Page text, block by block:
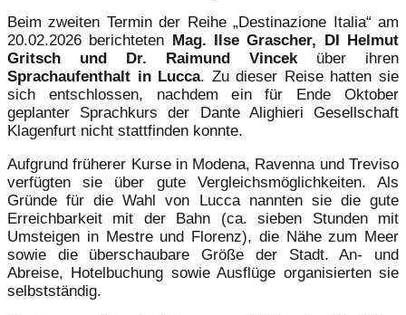
Beim zweiten Termin der Reihe „Destinazione Italia“ am
20.02.2026 berichteten
Mag. Ilse Grascher, DI Helmut
Gritsch und Dr. Raimund Vinceküber ihren
Sprachaufenthalt in Lucca. Zu dieser Reise hatten sie
sich entschlossen, nachdem ein für Ende Oktober
geplanter Sprachkurs der Dante Alighieri Gesellschaft
Klagenfurt nicht stattfinden konnte.
Aufgrund früherer Kurse in Modena, Ravenna und Treviso
verfügten sie über gute Vergleichsmöglichkeiten. Als
Gründe für die Wahl von Lucca nannten sie die gute
Erreichbarkeit mit der Bahn (ca. sieben Stunden mit
Umsteigen in Mestre und Florenz), die Nähe zum Meer
sowie die überschaubare Größe der Stadt. An- und
Abreise, Hotelbuchung sowie Ausflüge organisierten sie
selbstständig.